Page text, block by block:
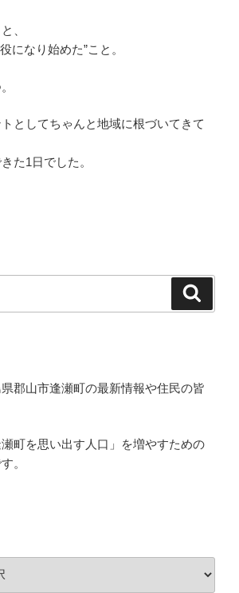
、
になり始めた”こと。
トとしてちゃんと地域に根づいてきて
た1日でした。
郡山市逢瀬町の最新情報や住民の皆
瀬町を思い出す人口」を増やすための
。